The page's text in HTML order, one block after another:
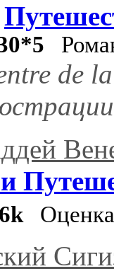
de